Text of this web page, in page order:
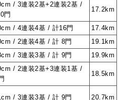
/ 3連装2基+2連装2基 /
門
17.2km
/ 4連装4基 / 計16門
17.4km
/ 2連装4基 / 計 8門 19.1km
/ 3連装3基 / 計 9門 19.9km
/ 2連装2基+3連装1基 /
18.5km
/ 3連装3基 / 計 9門 20.7km